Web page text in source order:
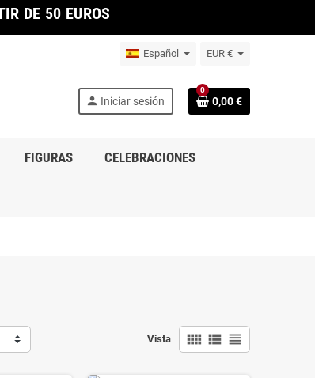
DE 50 EUROS
Español EUR €
person Iniciar sesión
0
0,00 €
FIGURAS CELEBRACIONES
Vista view_comfy view_list view_headline